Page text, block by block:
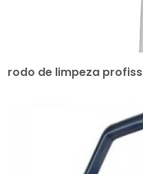
rodo de limpeza